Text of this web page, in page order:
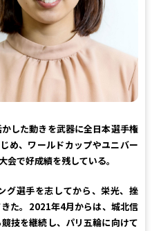
した動きを武器に全日本選手権
め、ワールドカップやユニバー
会で好成績を残している。
グ選手を志してから、栄光、挫
た。2021年4月からは、城北信
技を継続し、パリ五輪に向けて